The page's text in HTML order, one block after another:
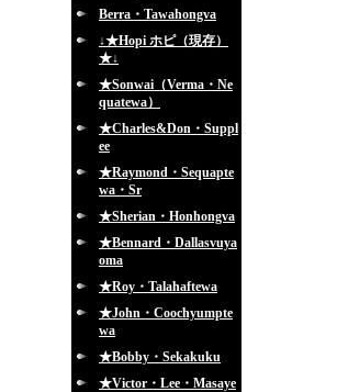
Berra・Tawahongva
↓★Hopi ホピ（現存）
★↓
★Sonwai（Verma・Ne
quatewa）
★Charles&Don・Suppl
ee
★Raymond・Sequapte
wa・Sr
★Sherian・Honhongva
★Bennard・Dallasvuya
oma
★Roy・Talahaftewa
★John・Coochyumpte
wa
★Bobby・Sekakuku
★Victor・Lee・Masaye